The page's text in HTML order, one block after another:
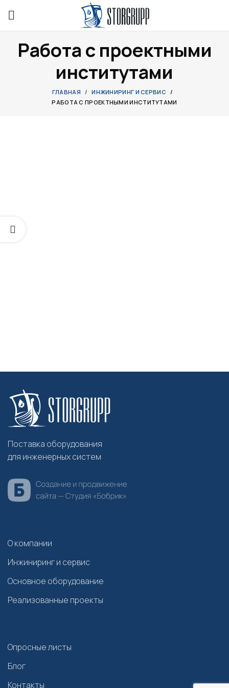
Работа с проектными
институтами
ГЛАВНАЯ
ИНЖИНИРИНГ И СЕРВИС
РАБОТА С ПРОЕКТНЫМИ ИНСТИТУТАМИ
Поставка оборудования
для инженерных систем
О компании
Инжиниринг и сервис
Основное оборудование
Реализованные проекты
Опросные листы
Блог
Контакты